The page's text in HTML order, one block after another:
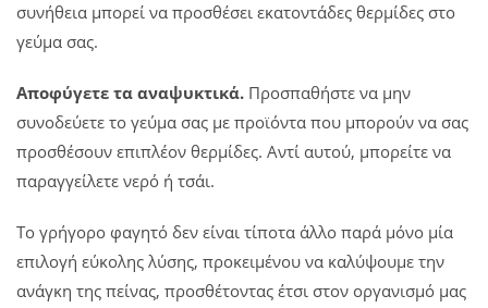
συνήθεια μπορεί να προσθέσει εκατοντάδες θερμίδες στο
γεύμα σας.
Αποφύγετε τα αναψυκτικά. Προσπαθήστε να μην
συνοδεύετε το γεύμα σας με προϊόντα που μπορούν να σας
προσθέσουν επιπλέον θερμίδες. Αντί αυτού, μπορείτε να
παραγγείλετε νερό ή τσάι.
Το γρήγορο φαγητό δεν είναι τίποτα άλλο παρά μόνο μία
επιλογή εύκολης λύσης, προκειμένου να καλύψουμε την
ανάγκη της πείνας, προσθέτοντας έτσι στον οργανισμό μας